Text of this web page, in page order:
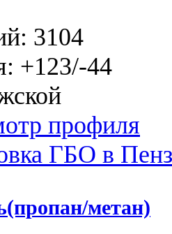
3104
+123/-44
метан)